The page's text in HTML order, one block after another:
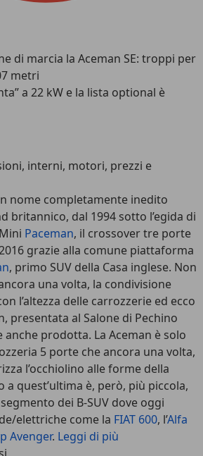
di marcia la Aceman SE: troppi per
metri
a 22 kW e la lista optional è
interni, motori, prezzi e
nome completamente inedito
britannico, dal 1994 sotto l’egida di
Paceman, il crossover tre porte
grazie alla comune piattaforma
, primo SUV della Casa inglese. Non
una volta, la condivisione
l’altezza delle carrozzerie ed ecco
presentata al Salone di Pechino
anche prodotta. La Aceman è solo
5 porte che ancora una volta,
l’occhiolino alle forme della
a quest’ultima è, però, più piccola,
dei B-SUV dove oggi
elettriche come la FIAT 600, l’Alfa
Avenger. Leggi di più